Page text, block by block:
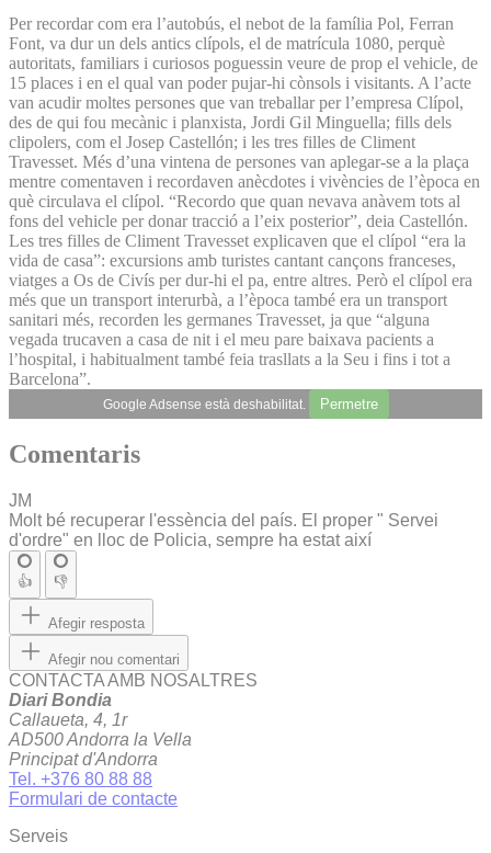
Per recordar com era l’autobús, el nebot de la família Pol, Ferran
Font, va dur un dels antics clípols, el de matrícula 1080, perquè
autoritats, familiars i curiosos poguessin veure de prop el vehicle, de
15 places i en el qual van poder pujar-hi cònsols i visitants. A l’acte
van acudir moltes persones que van treballar per l’empresa Clípol,
des de qui fou mecànic i planxista, Jordi Gil Minguella; fills dels
clipolers, com el Josep Castellón; i les tres filles de Climent
Travesset. Més d’una vintena de persones van aplegar-se a la plaça
mentre comentaven i recordaven anècdotes i vivències de l’època en
què circulava el clípol. “Recordo que quan nevava anàvem tots al
fons del vehicle per donar tracció a l’eix posterior”, deia Castellón.
Les tres filles de Climent Travesset explicaven que el clípol “era la
vida de casa”: excursions amb turistes cantant cançons franceses,
viatges a Os de Civís per dur-hi el pa, entre altres. Però el clípol era
més que un transport interurbà, a l’època també era un transport
sanitari més, recorden les germanes Travesset, ja que “alguna
vegada trucaven a casa de nit i el meu pare baixava pacients a
l’hospital, i habitualment també feia trasllats a la Seu i fins i tot a
Barcelona”.
Google Adsense està deshabilitat. Permetre
Comentaris
JM
Molt bé recuperar l'essència del país. El proper " Servei
d'ordre" en lloc de Policia, sempre ha estat així
👍 👎
Afegir resposta
Afegir nou comentari
CONTACTA AMB NOSALTRES
Diari Bondia
Callaueta, 4, 1r
AD500 Andorra la Vella
Principat d'Andorra
Tel. +376 80 88 88
Formulari de contacte
Serveis